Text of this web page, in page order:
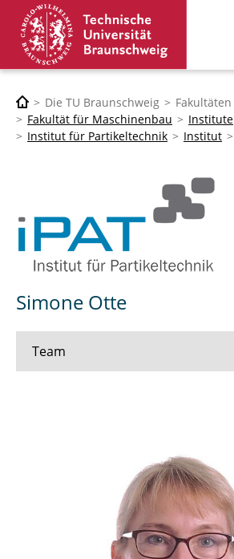
Die TU Braunschweig
Fakultäten
Fakultät für Maschinenbau
Institute
Institut für Partikeltechnik
Institut
Simone Otte
Team
Lukas Bahlmann, M. Sc.
Simon Bahnmüller, M. Sc.
Franziska Beverborg, M. Sc.